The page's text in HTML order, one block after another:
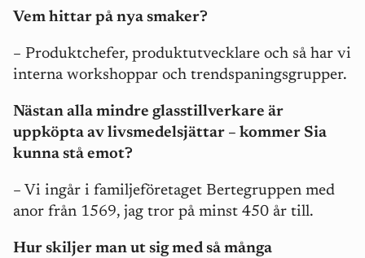
Vem hittar på nya smaker?
– Produktchefer, produktutvecklare och så har vi
interna workshoppar och trendspaningsgrupper.
Nästan alla mindre glasstillverkare är
uppköpta av livsmedelsjättar – kommer Sia
kunna stå emot?
– Vi ingår i familjeföretaget Bertegruppen med
anor från 1569, jag tror på minst 450 år till.
Hur skiljer man ut sig med så många